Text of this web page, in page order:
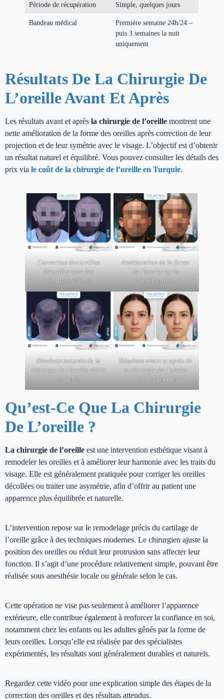
Période de récupération Simple, quelques jours
Bandeau médical
Première semaine 24h/24 –
puis 3 semaines la nuit
uniquement
Résultats De La Chirurgie De
L’oreille Avant Et Après
Les résultats avant et après la chirurgie de l’oreille montrent une
nette amélioration de la forme des oreilles après correction de leur
projection et de leur symétrie avec le visage. L’objectif est d’obtenir
un résultat naturel et équilibré. Vous pouvez consulter les détails des
prix via le coût de la chirurgie de l’oreille en Turquie.
Correction des oreilles
décollées avec des
résultats visibles
Amélioration de la forme
de l’oreille après
l’intervention
Résultats naturels de la
chirurgie de l’oreille avant
et après
Résultats avant et après de
la chirurgie de l’oreille
pour les femmes
Qu’est-Ce Que La Chirurgie
De L’oreille ?
La chirurgie de l’oreille est une intervention esthétique visant à
remodeler les oreilles et à améliorer leur harmonie avec les traits du
visage. Elle est généralement pratiquée pour corriger les oreilles
décollées ou traiter une asymétrie, afin d’offrir au patient une
apparence plus équilibrée et naturelle.
L’intervention repose sur le remodelage précis du cartilage de
l’oreille grâce à des techniques modernes. Le chirurgien ajuste la
position des oreilles ou réduit leur protrusion sans affecter leur
fonction. Il s’agit d’une procédure relativement simple, pouvant être
réalisée sous anesthésie locale ou générale selon le cas.
Cette opération ne vise pas seulement à améliorer l’apparence
extérieure, elle contribue également à renforcer la confiance en soi,
notamment chez les enfants ou les adultes gênés par la forme de
leurs oreilles. Lorsqu’elle est réalisée par des spécialistes
expérimentés, les résultats sont généralement durables et naturels.
Regardez cette vidéo pour une explication simple des étapes de la
correction des oreilles et des résultats attendus.